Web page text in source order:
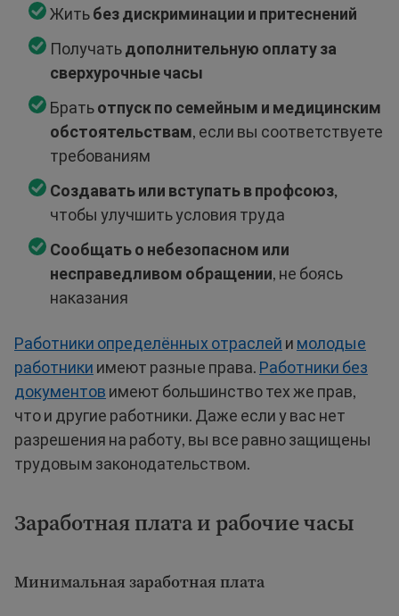
Житьбез дискриминации и притеснений
Получатьдополнительную оплату за
сверхурочные часы
Братьотпуск по семейным и медицинским
обстоятельствам, если вы соответствуете
требованиям
Создавать или вступать в профсоюз,
чтобы улучшить условия труда
Сообщать о небезопасном или
несправедливом обращении, не боясь
наказания
Работники определённых отраслей и молодые
работники имеют разные права. Работники без
документов имеют большинство тех же прав,
что и другие работники. Даже если у вас нет
разрешения на работу, вы все равно защищены
трудовым законодательством.
Заработная плата и рабочие часы
Минимальная заработная плата